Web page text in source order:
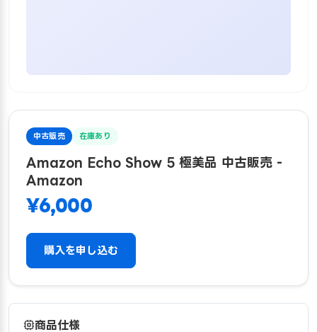
中古販売 在庫あり
Amazon Echo Show 5 極美品 中古販売 -
Amazon
¥6,000
購入を申し込む
商品仕様